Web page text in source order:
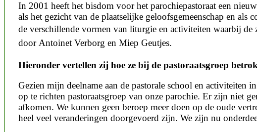
In 2001 heeft het bisdom voor het parochiepastoraat een
als het gezicht van de plaatselijke geloofsgemeenschap en
de verschillende vormen van liturgie en activiteiten waarbij de
doorAntoinet Verborg en Miep Geutjes.
Hieronder vertellen zij hoe ze bij de pastoraatsgroep
Gezien mijn deelname aan de pastorale school en
op te richten pastoraatsgroep van onze parochie. Er zijn niet
afkomen. We kunnen geen beroep meer doen op de oude
heel veel veranderingen doorgevoerd zijn. We zijn nu